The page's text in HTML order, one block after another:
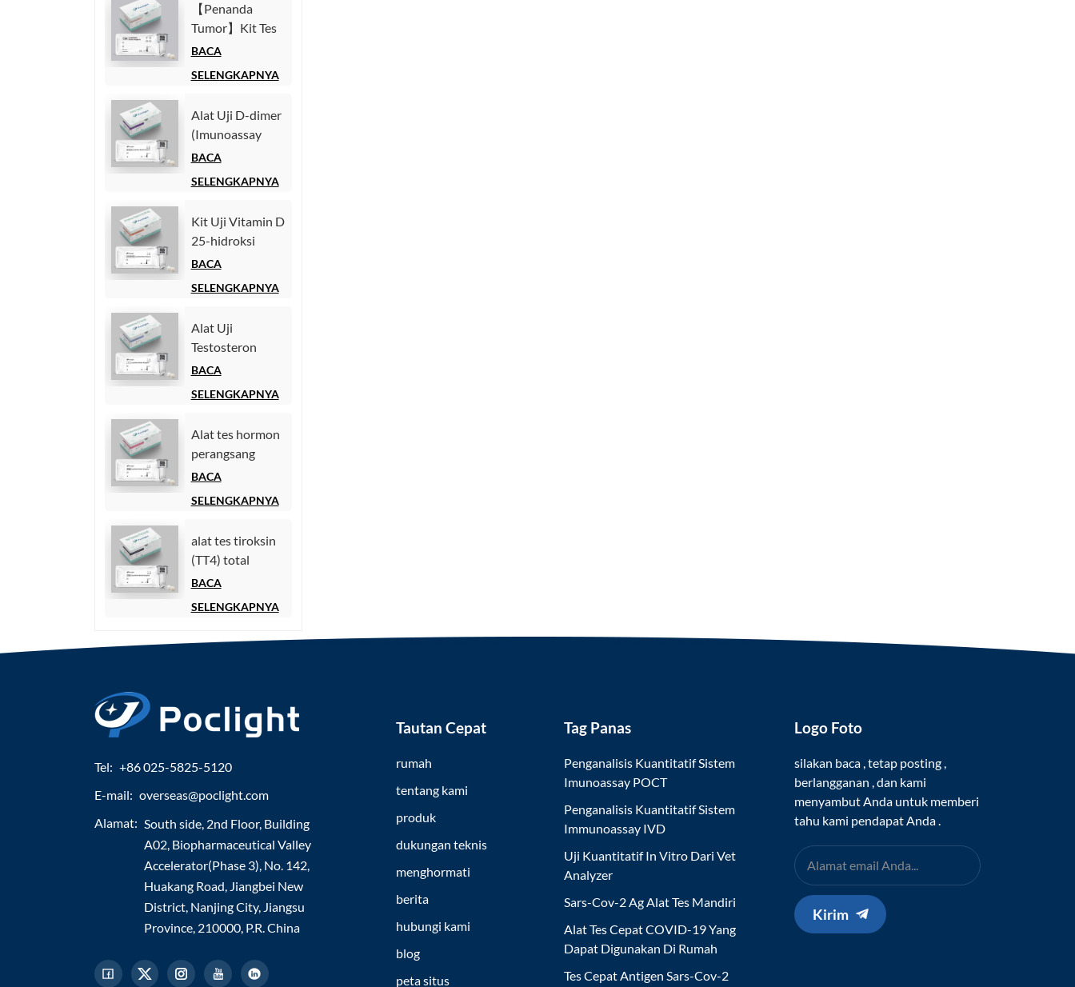
Homogen)
【Penanda
Tumor】Kit Tes
Antigen
(CEA)
Kemiluminesensi
Homogen)
BACA
SELENGKAPNYA
Alat Uji D-dimer
(Imunoassay
Chemiluminescence
BACA
SELENGKAPNYA
Kit Uji Vitamin D
25-hidroksi
(Imunoassay
Homogen))
BACA
SELENGKAPNYA
Alat Uji
Testosteron
(Chemiluminescence
BACA
SELENGKAPNYA
Alat tes hormon
perangsang
folikel (FSH).
BACA
SELENGKAPNYA
alat tes tiroksin
(TT4) total
BACA
SELENGKAPNYA
Tel: +86 025-5825-5120
E-mail: overseas@poclight.com
Alamat: South side, 2nd Floor, Building
A02, Biopharmaceutical Valley
Accelerator(Phase 3), No. 142,
Huakang Road, Jiangbei New
District, Nanjing City, Jiangsu
Province, 210000, P.R. China
Tautan Cepat
rumah
tentang kami
produk
dukungan teknis
menghormati
berita
hubungi kami
blog
peta situs
Tag Panas
Penganalisis Kuantitatif Sistem
Imunoassay POCT
Penganalisis Kuantitatif Sistem
Immunoassay IVD
Uji Kuantitatif In Vitro Dari Vet
Analyzer
Sars-Cov-2 Ag Alat Tes Mandiri
Alat Tes Cepat COVID-19 Yang
Dapat Digunakan Di Rumah
Tes Cepat Antigen Sars-Cov-2
Logo Foto
silakan baca , tetap posting ,
berlangganan , dan kami
menyambut Anda untuk memberi
tahu kami pendapat Anda .
Kirim